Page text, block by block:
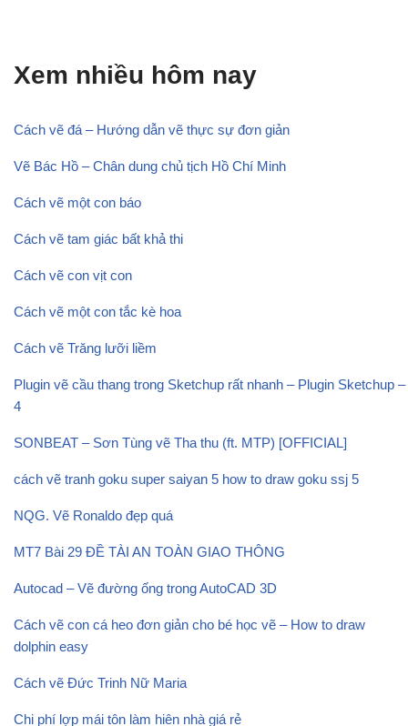
Xem nhiều hôm nay
Cách vẽ đá – Hướng dẫn vẽ thực sự đơn giản
Vẽ Bác Hồ – Chân dung chủ tịch Hồ Chí Minh
Cách vẽ một con báo
Cách vẽ tam giác bất khả thi
Cách vẽ con vịt con
Cách vẽ một con tắc kè hoa
Cách vẽ Trăng lưỡi liềm
Plugin vẽ cầu thang trong Sketchup rất nhanh – Plugin Sketchup –
4
SONBEAT – Sơn Tùng vẽ Tha thu (ft. MTP) [OFFICIAL]
cách vẽ tranh goku super saiyan 5 how to draw goku ssj 5
NQG. Vẽ Ronaldo đẹp quá
MT7 Bài 29 ĐỀ TÀI AN TOÀN GIAO THÔNG
Autocad – Vẽ đường ống trong AutoCAD 3D
Cách vẽ con cá heo đơn giản cho bé học vẽ – How to draw
dolphin easy
Cách vẽ Đức Trinh Nữ Maria
Chi phí lợp mái tôn làm hiên nhà giá rẻ